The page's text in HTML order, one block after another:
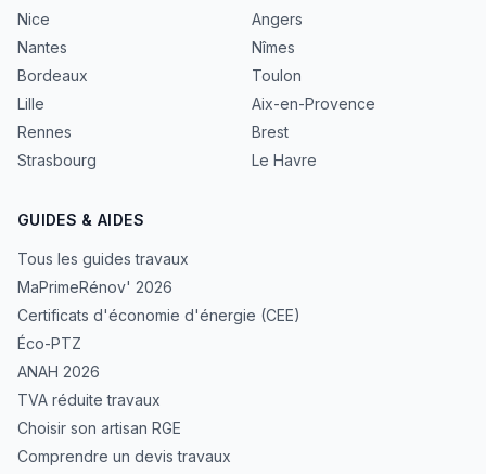
Nice
Nantes
Bordeaux
Lille
Rennes
Strasbourg
Angers
Nîmes
Toulon
Aix-en-Provence
Brest
Le Havre
GUIDES & AIDES
Tous les guides travaux
MaPrimeRénov' 2026
Certificats d'économie d'énergie (CEE)
Éco-PTZ
ANAH 2026
TVA réduite travaux
Choisir son artisan RGE
Comprendre un devis travaux